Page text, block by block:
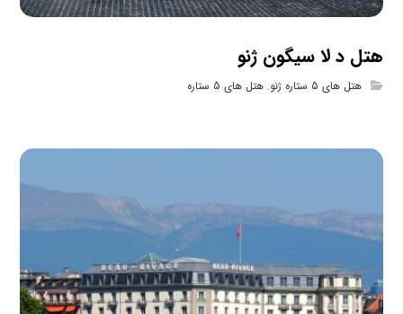
هتل د لا سیگون ژنو
هتل های 5 ستاره ژنو ,هتل های 5 ستاره